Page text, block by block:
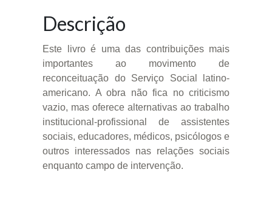
Descrição
Este livro é uma das contribuições mais
importantes ao movimento de
reconceituação do Serviço Social latino-
americano. A obra não fica no criticismo
vazio, mas oferece alternativas ao trabalho
institucional-profissional de assistentes
sociais, educadores, médicos, psicólogos e
outros interessados nas relações sociais
enquanto campo de intervenção.